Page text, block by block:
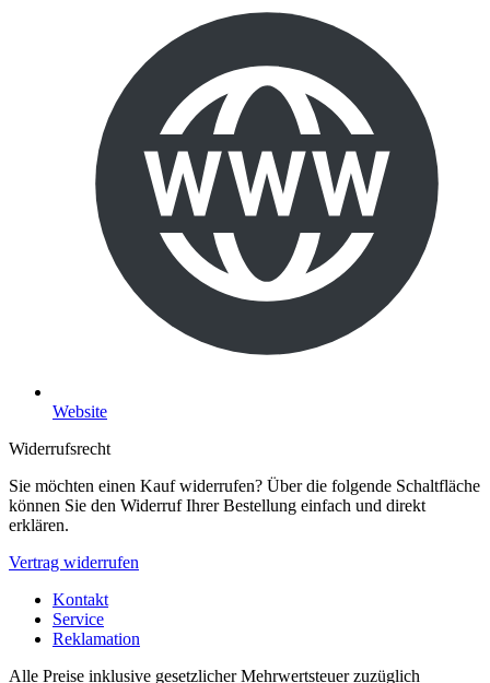
können Sie den Widerruf Ihrer Bestellung einfach und direkt
erklären.
Service
Reklamation